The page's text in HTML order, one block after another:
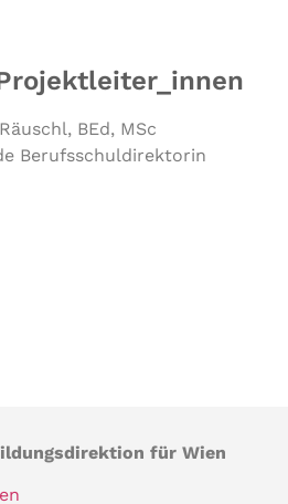
BEd, MSc
Berufsschuldirektorin
für Wien